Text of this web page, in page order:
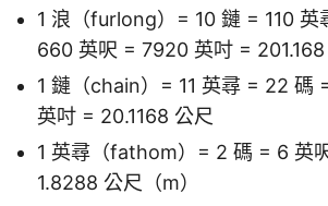
1 浪（furlong）= 10 鏈 = 110
660 英呎 = 7920 英吋 = 201.168
1 鏈（chain）= 11 英尋 = 22 碼
英吋 = 20.1168 公尺
1 英尋（fathom）= 2 碼 = 6 英
1.8288 公尺（m）